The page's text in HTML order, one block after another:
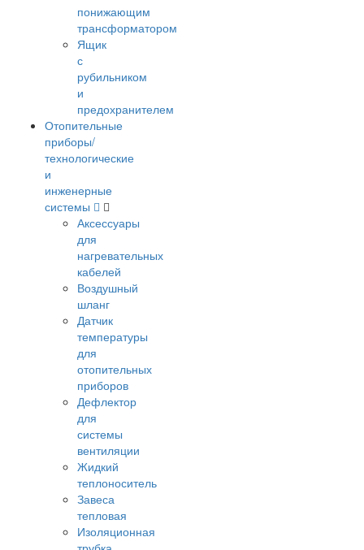
понижающим
трансформатором
Ящик
с
рубильником
и
предохранителем
Отопительные
приборы/
технологические
и
инженерные
системы
Аксессуары
для
нагревательных
кабелей
Воздушный
шланг
Датчик
температуры
для
отопительных
приборов
Дефлектор
для
системы
вентиляции
Жидкий
теплоноситель
Завеса
тепловая
Изоляционная